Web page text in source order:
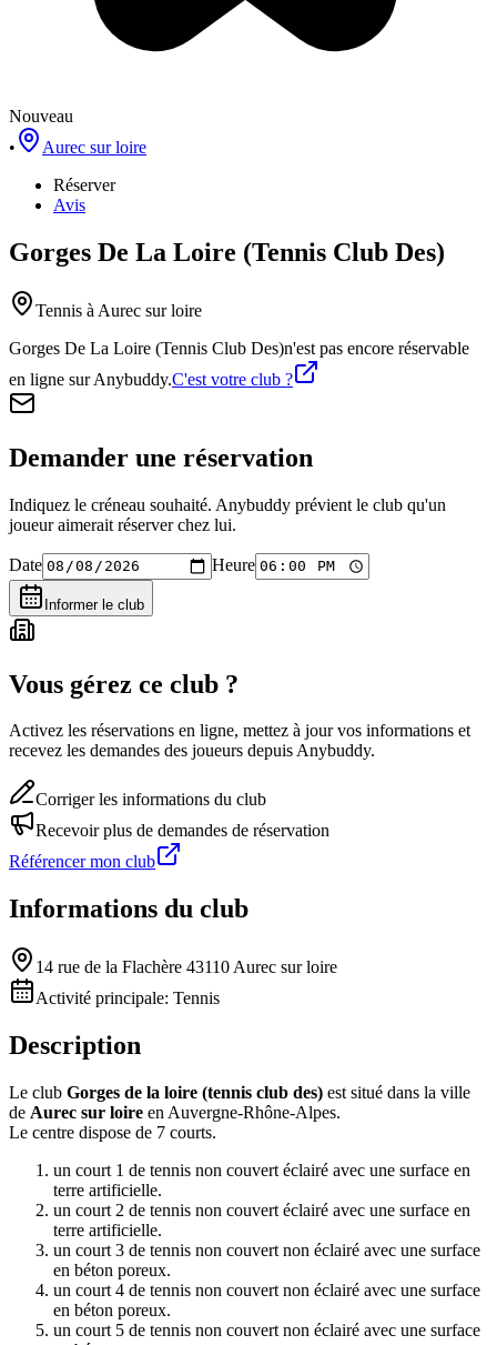
Nouveau
•
Aurec sur loire
Réserver
Avis
Gorges De La Loire (Tennis Club Des)
Tennis à Aurec sur loire
Gorges De La Loire (Tennis Club Des)n'est pas encore réservable
en ligne sur Anybuddy.C'est votre club ?
Demander une réservation
Indiquez le créneau souhaité. Anybuddy prévient le club qu'un
joueur aimerait réserver chez lui.
Date Heure
Informer le club
Vous gérez ce club ?
Activez les réservations en ligne, mettez à jour vos informations et
recevez les demandes des joueurs depuis Anybuddy.
Corriger les informations du club
Recevoir plus de demandes de réservation
Référencer mon club
Informations du club
14 rue de la Flachère 43110 Aurec sur loire
Activité principale: Tennis
Description
Le club Gorges de la loire (tennis club des) est situé dans la ville
de Aurec sur loire en Auvergne-Rhône-Alpes.
Le centre dispose de 7 courts.
un court 1 de tennis non couvert éclairé avec une surface en
terre artificielle.
un court 2 de tennis non couvert éclairé avec une surface en
terre artificielle.
un court 3 de tennis non couvert non éclairé avec une surface
en béton poreux.
un court 4 de tennis non couvert non éclairé avec une surface
en béton poreux.
un court 5 de tennis non couvert non éclairé avec une surface